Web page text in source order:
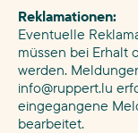
Reklamationen:
Eventuelle
müssen bei Erhalt
werden.
info@ruppert.lu
eingegangene
bearbeitet.